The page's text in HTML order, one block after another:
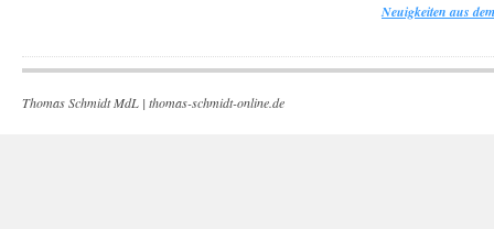
Neuigkeiten aus
Thomas Schmidt MdL | thomas-schmidt-online.de